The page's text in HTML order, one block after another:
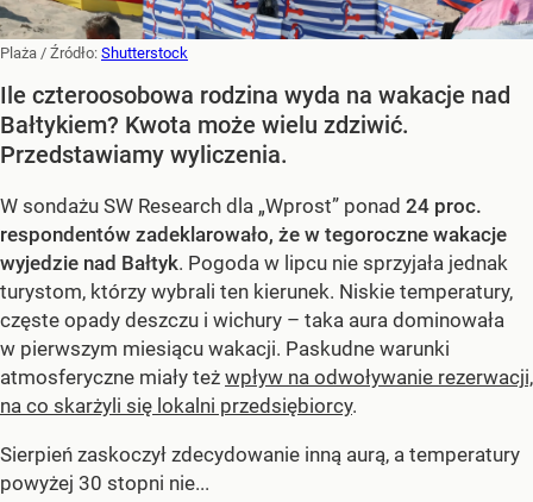
Plaża / Źródło: Shutterstock
Ile czteroosobowa rodzina wyda na wakacje nad
Bałtykiem? Kwota może wielu zdziwić.
Przedstawiamy wyliczenia.
W sondażu SW Research dla „Wprost” ponad 24 proc.
respondentów zadeklarowało, że w tegoroczne wakacje
wyjedzie nad Bałtyk. Pogoda w lipcu nie sprzyjała jednak
turystom, którzy wybrali ten kierunek. Niskie temperatury,
częste opady deszczu i wichury – taka aura dominowała
w pierwszym miesiącu wakacji. Paskudne warunki
atmosferyczne miały też wpływ na odwoływanie rezerwacji,
na co skarżyli się lokalni przedsiębiorcy.
Sierpień zaskoczył zdecydowanie inną aurą, a temperatury
powyżej 30 stopni nie...